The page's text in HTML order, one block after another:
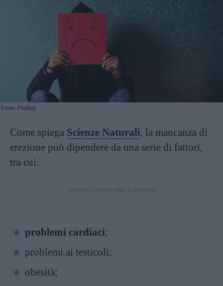
Fonte: Pixabay
Come spiega Scienze Naturali, la mancanza di
erezione può dipendere da una serie di fattori,
tra cui:
problemi cardiaci;
problemi ai testicoli;
obesità;